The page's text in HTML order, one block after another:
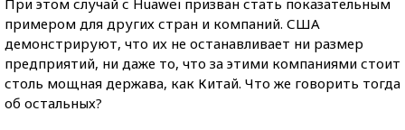
примером для других стран и компаний. США
демонстрируют, что их не останавливает ни размер
предприятий, ни даже то, что за этими компаниями стоит
столь мощная держава, как Китай. Что же говорить тогда
об остальных?